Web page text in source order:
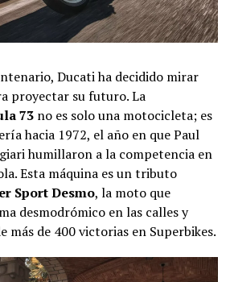
Ducati ha decidido mirar
proyectar su futuro. La
73 no es solo una motocicleta; es
hacia 1972, el año en que Paul
humillaron a la competencia en
Esta máquina es un tributo
Sport Desmo, la moto que
desmodrómico en las calles y
más de 400 victorias en Superbikes.